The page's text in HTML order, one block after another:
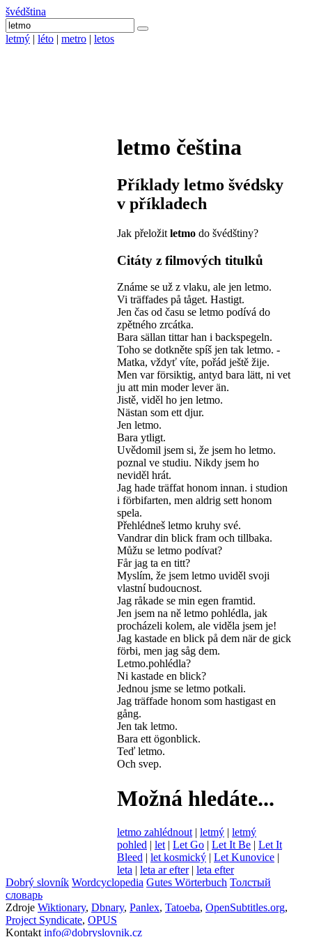
švédština
letmý | léto | metro | letos
letmo čeština
Příklady letmo švédsky
v příkladech
Jak přeložit letmo do švédštiny?
Citáty z filmových titulků
Známe se už z vlaku, ale jen letmo.
Vi träffades på tåget. Hastigt.
Jen čas od času se letmo podívá do
zpětného zrcátka.
Bara sällan tittar han i backspegeln.
Toho se dotkněte spíš jen tak letmo. -
Matka, vždyť víte, pořád ještě žije.
Men var försiktig, antyd bara lätt, ni vet
ju att min moder lever än.
Jistě, viděl ho jen letmo.
Nästan som ett djur.
Jen letmo.
Bara ytligt.
Uvědomil jsem si, že jsem ho letmo.
poznal ve studiu. Nikdy jsem ho
neviděl hrát.
Jag hade träffat honom innan. i studion
i förbifarten, men aldrig sett honom
spela.
Přehlédneš letmo kruhy své.
Vandrar din blick fram och tillbaka.
Můžu se letmo podívat?
Får jag ta en titt?
Myslím, že jsem letmo uviděl svoji
vlastní budoucnost.
Jag råkade se min egen framtid.
Jen jsem na ně letmo pohlédla, jak
procházeli kolem, ale viděla jsem je!
Jag kastade en blick på dem när de gick
förbi, men jag såg dem.
Letmo.pohlédla?
Ni kastade en blick?
Jednou jsme se letmo potkali.
Jag träffade honom som hastigast en
gång.
Jen tak letmo.
Bara ett ögonblick.
Teď letmo.
Och svep.
Možná hledáte...
letmo zahlédnout | letmý | letmý
pohled | let | Let Go | Let It Be | Let It
Bleed | let kosmický | Let Kunovice |
leta | leta ar efter | leta efter
Dobrý slovník Wordcyclopedia Gutes Wörterbuch Толстый
словарь
Zdroje Wiktionary, Dbnary, Panlex, Tatoeba, OpenSubtitles.org,
Project Syndicate, OPUS
Kontakt info@dobryslovnik.cz